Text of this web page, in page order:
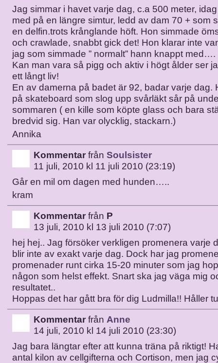
Jag simmar i havet varje dag, c.a 500 meter,
med på en längre simtur, ledd av dam 70 + som
en delfin.trots krånglande höft. Hon simmade
och crawlade, snabbt gick det! Hon klarar inte
jag som simmade ” normalt” hann knappt med….
Kan man vara så pigg och aktiv i högt ålder ser
ett långt liv!
En av damerna på badet är 92, badar varje dag.
på skateboard som slog upp svårläkt sår på
sommaren ( en kille som köpte glass och bara
bredvid sig. Han var olycklig, stackarn.)
Annika
Kommentar från Soulsister
11 juli, 2010 kl 11 juli 2010 (23:19)
Går en mil om dagen med hunden…..
kram
Kommentar från P
13 juli, 2010 kl 13 juli 2010 (7:07)
hej hej.. Jag försöker verkligen promenera varje
blir inte av exakt varje dag. Dock har jag
promenader runt cirka 15-20 minuter som jag
någon som helst effekt. Snart ska jag väga mig
resultatet..
Hoppas det har gått bra för dig Ludmilla!! Håller
Kommentar från Anne
14 juli, 2010 kl 14 juli 2010 (23:30)
Jag bara längtar efter att kunna träna på riktigt!
antal kilon av cellgifterna och Cortison, men jag